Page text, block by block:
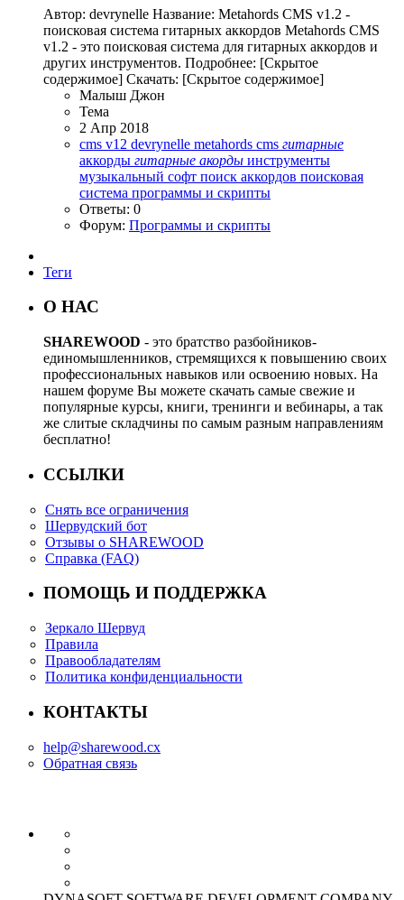
Автор: devrynelle Название: Metahords CMS v1.2 -
поисковая система гитарных аккордов Metahords CMS
v1.2 - это поисковая система для гитарных аккордов и
других инструментов. Подробнее: [Скрытое
содержимое] Скачать: [Скрытое содержимое]
Малыш Джон
Тема
2 Апр 2018
cms v12 devrynelle metahords cms гитарные
аккорды гитарные акорды инструменты
музыкальный софт поиск аккордов поисковая
система программы и скрипты
Ответы: 0
Форум: Программы и скрипты
Теги
О НАС
SHAREWOOD - это братство разбойников-
единомышленников, стремящихся к повышению своих
профессиональных навыков или освоению новых. На
нашем форуме Вы можете скачать самые свежие и
популярные курсы, книги, тренинги и вебинары, а так
же слитые складчины по самым разным направлениям
бесплатно!
ССЫЛКИ
Снять все ограничения
Шервудский бот
Отзывы о SHAREWOOD
Справка (FAQ)
ПОМОЩЬ И ПОДДЕРЖКА
Зеркало Шервуд
Правила
Правообладателям
Политика конфиденциальности
КОНТАКТЫ
help@sharewood.cx
Обратная связь